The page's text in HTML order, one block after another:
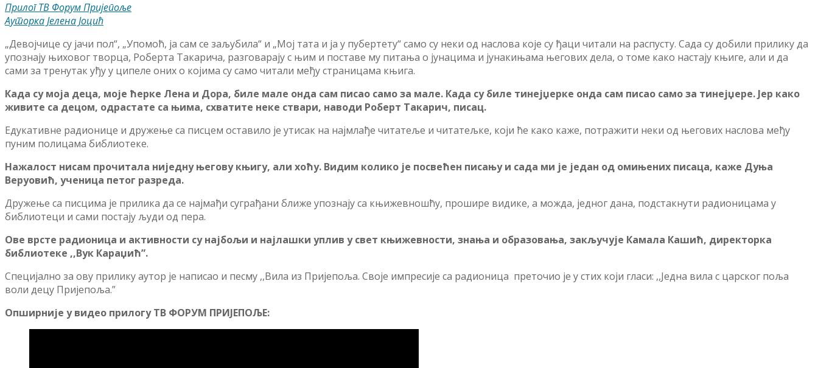
Прилог ТВ Форум Пријепоље
Ауторка Јелена Јоцић
„Девојчице су јачи пол“, „Упомоћ, ја сам се заљубила“ и „Мој тата и ја у пубертету“ само су неки од наслова које су ђаци читали на распусту. Сада су добили прилику да
упознају њиховог творца, Роберта Такарича, разговарају с њим и поставе му питања о јунацима и јунакињама његових дела, о томе како настају књиге, али и да
сами за тренутак уђу у ципеле оних о којима су само читали међу страницама књига.
Када су моја деца, моје ћерке Лена и Дора, биле мале онда сам писао само за мале. Када су биле тинејџерке онда сам писао само за тинејџере. Јер како
живите са децом, одрастате са њима, схватите неке ствари, наводи Роберт Такарич, писац.
Едукативне радионице и дружење са писцем оставило је утисак на најмлађе читатеље и читатељке, који ће како каже, потражити неки од његових наслова међу
пуним полицама библиотеке.
Нажалост нисам прочитала ниједну његову књигу, али хоћу. Видим колико је посвећен писању и сада ми је један од омињених писаца, каже Дуња
Веруовић, ученица петог разреда.
Дружење са писцима је прилика да се најмађи суграђани ближе упознају са књижевношћу, прошире видике, а можда, једног дана, подстакнути радионицама у
библиотеци и сами постају људи од пера.
Ове врсте радионица и активности су најбољи и најлашки уплив у свет књижевности, знања и образовања, закључује Камала Кашић, директорка
библиотеке ,,Вук Караџић”.
Специјално за ову прилику аутор је написао и песму ,,Вила из Пријепоља. Своје импресије са радионица преточио је у стих који гласи: ,,Једна вила с царског поља
воли децу Пријепоља.”
Опширније у видео прилогу ТВ ФОРУМ ПРИЈЕПОЉЕ: